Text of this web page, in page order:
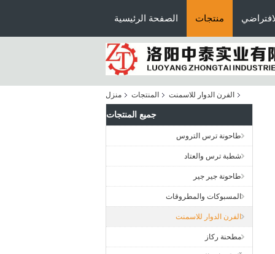
الصفحة الرئيسية منتجات
منزل المنتجات الفرن الدوار للاسمنت
جميع المنتجات
طاحونة ترس التروس
شطبة ترس والعتاد
طاحونة جير جير
المسبوكات والمطروقات
الفرن الدوار للاسمنت
مطحنة ركاز